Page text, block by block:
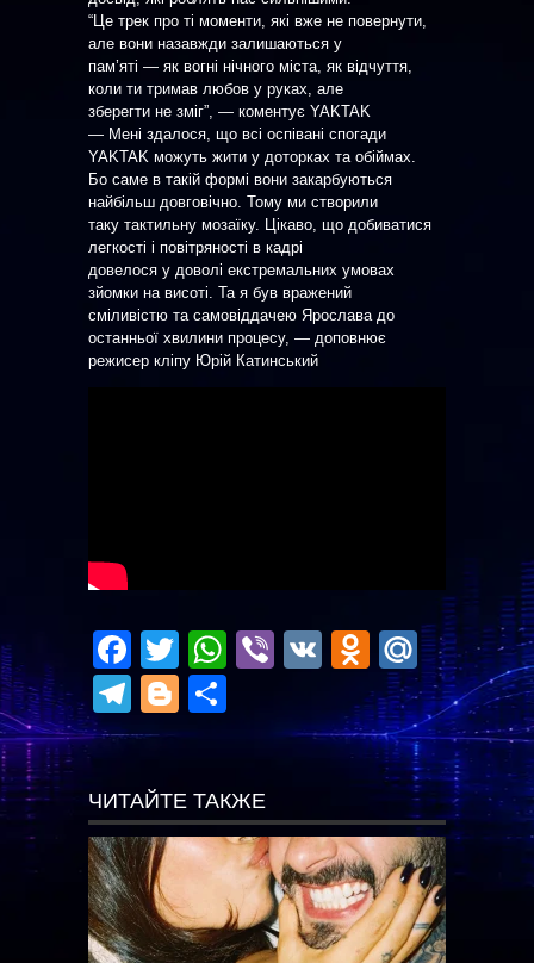
“Це трек про ті моменти, які вже не повернути,
але вони назавжди залишаються у
пам’яті — як вогні нічного міста, як відчуття,
коли ти тримав любов у руках, але
зберегти не зміг”, — коментує YAKTAK
— Мені здалося, що всі оспівані спогади
YAKTAK можуть жити у доторках та обіймах.
Бо саме в такій формі вони закарбуються
найбільш довговічно. Тому ми створили
таку тактильну мозаїку. Цікаво, що добиватися
легкості і повітряності в кадрі
довелося у доволі екстремальних умовах
зйомки на висоті. Та я був вражений
сміливістю та самовіддачею Ярослава до
останньої хвилини процесу, — доповнює
режисер кліпу Юрій Катинський
Facebook
TwitterWhatsApp
Viber
VK
Telegram
BloggerОтправить
ЧИТАЙТЕ ТАКЖЕ